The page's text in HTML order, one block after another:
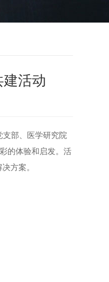
活动
部、医学研究院
的体验和启发。活
方案。